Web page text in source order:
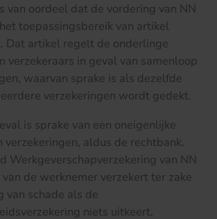
van oordeel dat de vordering van NN
toepassingsbereik van artikel
Dat artikel regelt de onderlinge
verzekeraars in geval van samenloop
waarvan sprake is als dezelfde
verzekeringen wordt gedekt.
is sprake van een oneigenlijke
verzekeringen, aldus de rechtbank.
Werkgeverschapverzekering van NN
de werknemer verzekert ter zake
van schade als de
niets uitkeert,